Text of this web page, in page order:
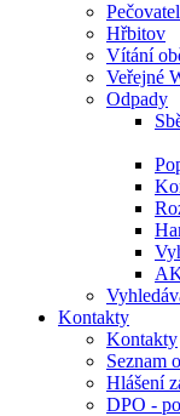
Hřbitov
Vítání
Veřejné
Odpady
Kontakty
Kontakty
Seznam
Hlášení
DPO -